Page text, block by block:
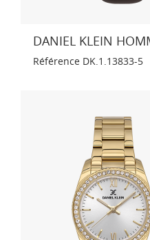
DANIEL KLEIN
Référence DK.1.13833-5